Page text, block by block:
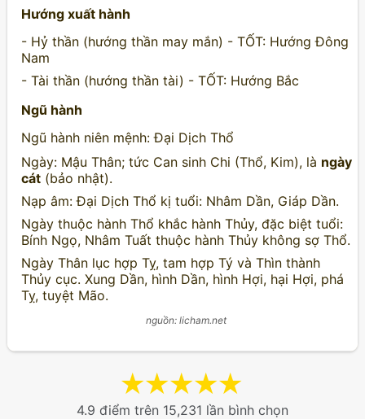
Hướng xuất hành
- Hỷ thần (hướng thần may mắn) - TỐT: Hướng Đông
Nam
- Tài thần (hướng thần tài) - TỐT: Hướng Bắc
Ngũ hành
Ngũ hành niên mệnh: Đại Dịch Thổ
Ngày: Mậu Thân; tức Can sinh Chi (Thổ, Kim), là ngày
cát(bảo nhật).
Nạp âm: Đại Dịch Thổ kị tuổi: Nhâm Dần, Giáp Dần.
Ngày thuộc hành Thổ khắc hành Thủy, đặc biệt tuổi:
Bính Ngọ, Nhâm Tuất thuộc hành Thủy không sợ Thổ.
Ngày Thân lục hợp Tỵ, tam hợp Tý và Thìn thành
Thủy cục. Xung Dần, hình Dần, hình Hợi, hại Hợi, phá
Tỵ, tuyệt Mão.
nguồn: licham.net
★
★
★
★
★
4.9 điểm trên 15,231 lần bình chọn